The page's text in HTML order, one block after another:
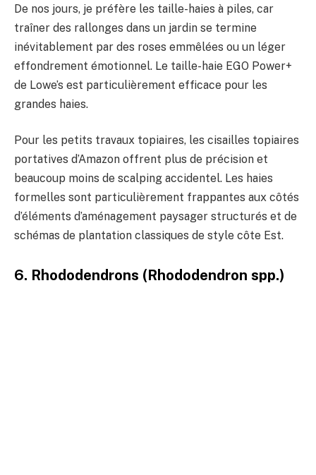
De nos jours, je préfère les taille-haies à piles, car
traîner des rallonges dans un jardin se termine
inévitablement par des roses emmêlées ou un léger
effondrement émotionnel. Le taille-haie EGO Power+
de Lowe’s est particulièrement efficace pour les
grandes haies.
Pour les petits travaux topiaires, les cisailles topiaires
portatives d’Amazon offrent plus de précision et
beaucoup moins de scalping accidentel. Les haies
formelles sont particulièrement frappantes aux côtés
d’éléments d’aménagement paysager structurés et de
schémas de plantation classiques de style côte Est.
6. Rhododendrons (Rhododendron spp.)